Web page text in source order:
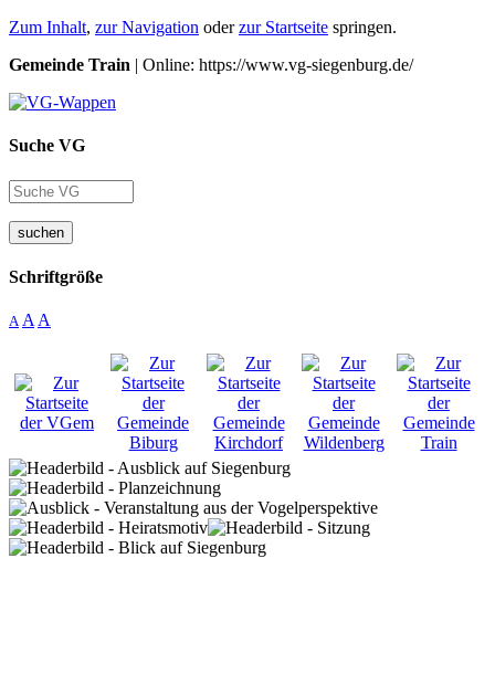
Zum Inhalt, zur Navigation oderzur Startseite springen.
Gemeinde Train | Online: https://www.vg-siegenburg.de/
Suche VG
suchen
Schriftgröße
A A A